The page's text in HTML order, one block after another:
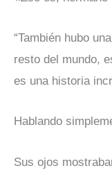
“También hubo
resto del mundo,
es una historia
Hablando
Sus ojos